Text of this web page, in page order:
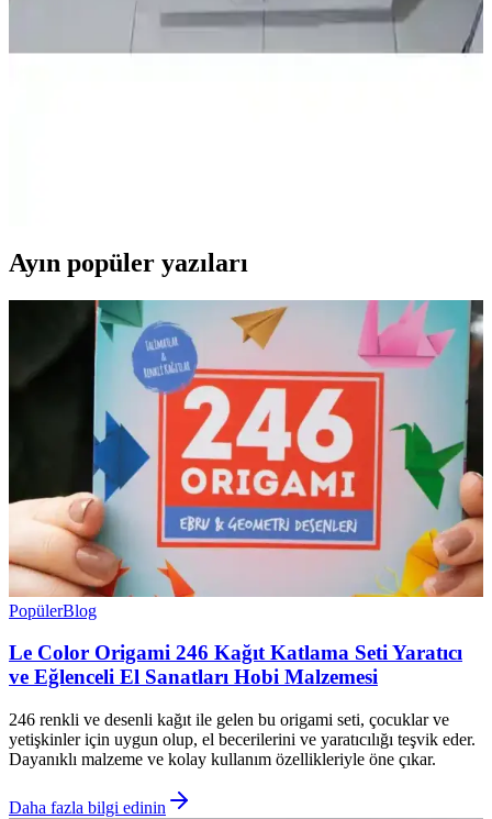
Dekomonte ayaklı ankastre dolap, siyah kulplu ayarlı tasarımı ve
suntalam malzemesiyle mutfaklarda şıklık ve işlevsellik sunar. Kolay
montaj ve standart ankastre ürünlerle uyumludur.
Ayın popüler yazıları
PopülerBlog
Le Color Origami 246 Kağıt Katlama Seti Yaratıcı
ve Eğlenceli El Sanatları Hobi Malzemesi
246 renkli ve desenli kağıt ile gelen bu origami seti, çocuklar ve
yetişkinler için uygun olup, el becerilerini ve yaratıcılığı teşvik eder.
Dayanıklı malzeme ve kolay kullanım özellikleriyle öne çıkar.
Daha fazla bilgi edinin